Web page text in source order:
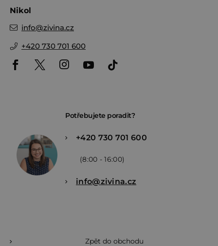
Nikol
info@zivina.cz
+420 730 701 600
Potřebujete poradit?
+420 730 701 600
(8:00 - 16:00)
info@zivina.cz
Zpět do obchodu